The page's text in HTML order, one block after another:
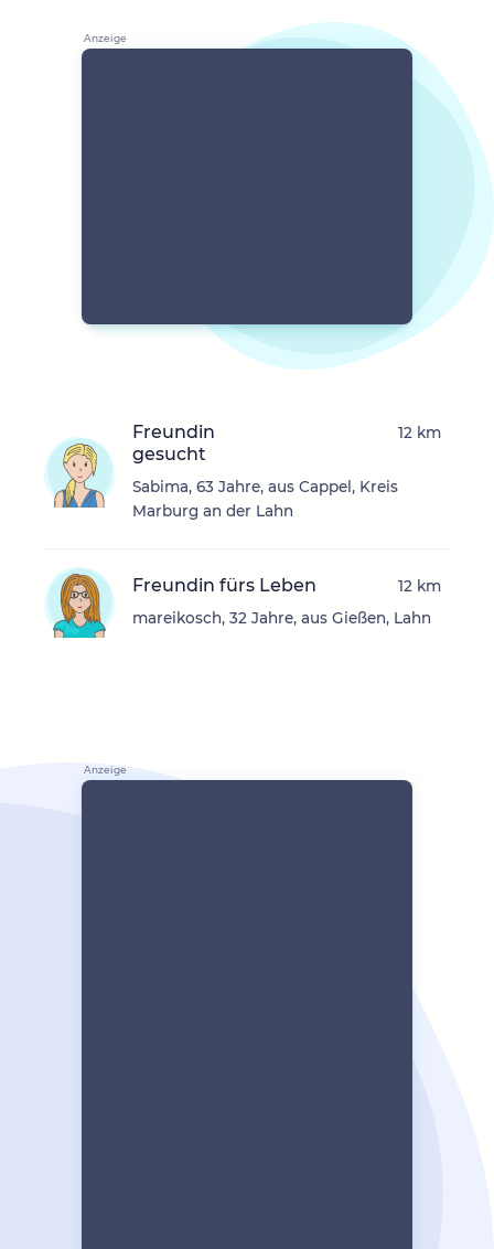
Freundin
gesucht
Sabima, 63 Jahre, aus Cappel, Kreis
Marburg an der Lahn
12 km
Freundin fürs Leben
mareikosch, 32 Jahre, aus Gießen, Lahn
12 km